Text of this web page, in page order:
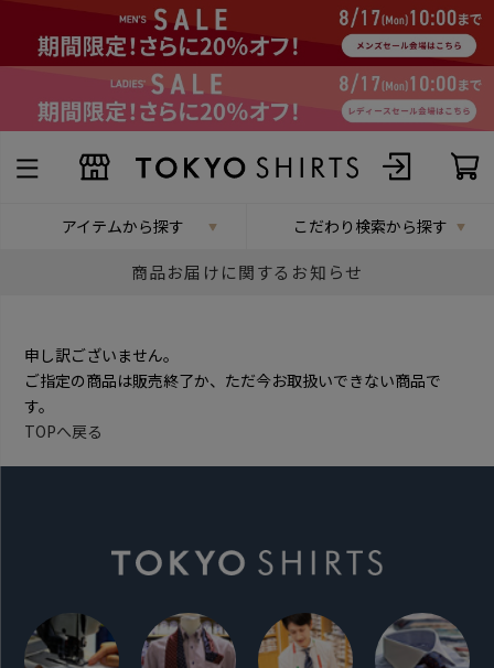
アイテムから探す こだわり検索から探す
商品お届けに関するお知らせ
申し訳ございません。
ご指定の商品は販売終了か、ただ今お取扱いできない商品で
す。
TOPへ戻る